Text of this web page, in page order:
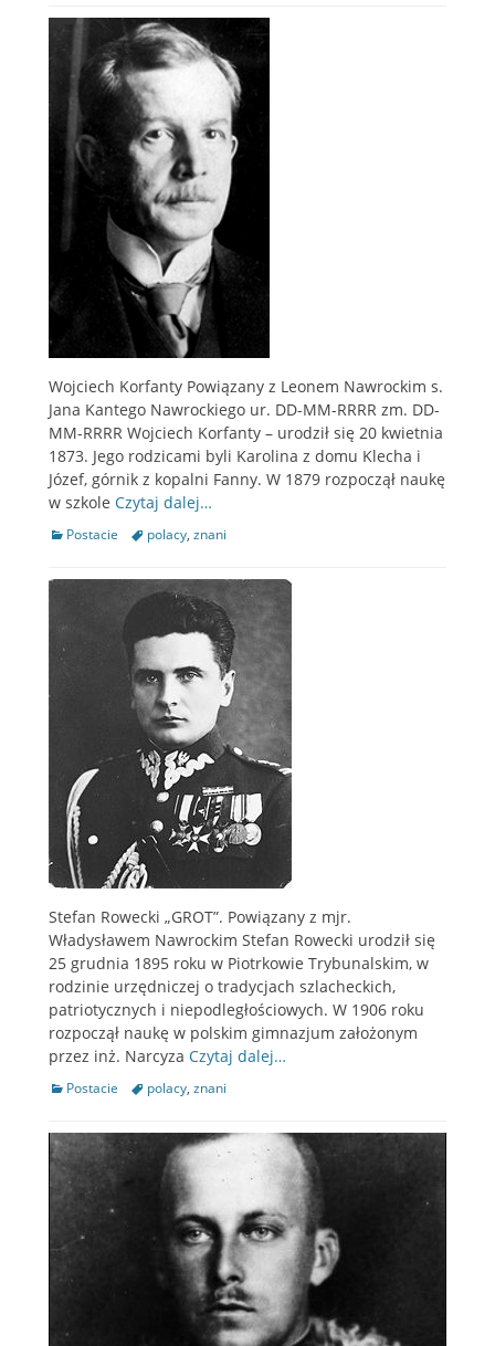
Wojciech Korfanty Powiązany z Leonem Nawrockim s.
Jana Kantego Nawrockiego ur. DD-MM-RRRR zm. DD-
MM-RRRR Wojciech Korfanty – urodził się 20 kwietnia
1873. Jego rodzicami byli Karolina z domu Klecha i
Józef, górnik z kopalni Fanny. W 1879 rozpoczął naukę
w szkole Czytaj dalej…
Categories
Postacie Tagspolacy, znani
Stefan Rowecki „GROT”. Powiązany z mjr.
Władysławem Nawrockim Stefan Rowecki urodził się
25 grudnia 1895 roku w Piotrkowie Trybunalskim, w
rodzinie urzędniczej o tradycjach szlacheckich,
patriotycznych i niepodległościowych. W 1906 roku
rozpoczął naukę w polskim gimnazjum założonym
przez inż. Narcyza Czytaj dalej…
Categories
Postacie Tagspolacy, znani